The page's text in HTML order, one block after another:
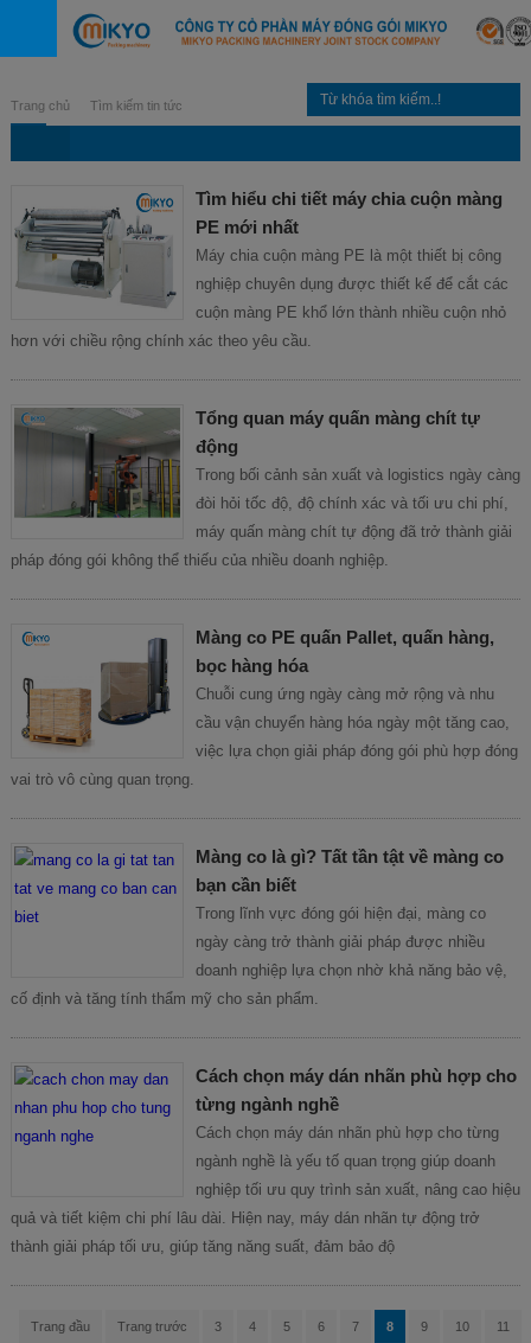
Trang chủ Tìm kiếm tin tức
Tìm hiểu chi tiết máy chia cuộn màng
PE mới nhất
Máy chia cuộn màng PE là một thiết bị công
nghiệp chuyên dụng được thiết kế để cắt các
cuộn màng PE khổ lớn thành nhiều cuộn nhỏ
hơn với chiều rộng chính xác theo yêu cầu.
Tổng quan máy quấn màng chít tự
động
Trong bối cảnh sản xuất và logistics ngày càng
đòi hỏi tốc độ, độ chính xác và tối ưu chi phí,
máy quấn màng chít tự động đã trở thành giải
pháp đóng gói không thể thiếu của nhiều doanh nghiệp.
Màng co PE quấn Pallet, quấn hàng,
bọc hàng hóa
Chuỗi cung ứng ngày càng mở rộng và nhu
cầu vận chuyển hàng hóa ngày một tăng cao,
việc lựa chọn giải pháp đóng gói phù hợp đóng
vai trò vô cùng quan trọng.
Màng co là gì? Tất tần tật về màng co
bạn cần biết
Trong lĩnh vực đóng gói hiện đại, màng co
ngày càng trở thành giải pháp được nhiều
doanh nghiệp lựa chọn nhờ khả năng bảo vệ,
cố định và tăng tính thẩm mỹ cho sản phẩm.
Cách chọn máy dán nhãn phù hợp cho
từng ngành nghề
Cách chọn máy dán nhãn phù hợp cho từng
ngành nghề là yếu tố quan trọng giúp doanh
nghiệp tối ưu quy trình sản xuất, nâng cao hiệu
quả và tiết kiệm chi phí lâu dài. Hiện nay, máy dán nhãn tự động trở
thành giải pháp tối ưu, giúp tăng năng suất, đảm bảo độ
Trang đầu Trang trước 3 4 5 6 7 8 9 10 11